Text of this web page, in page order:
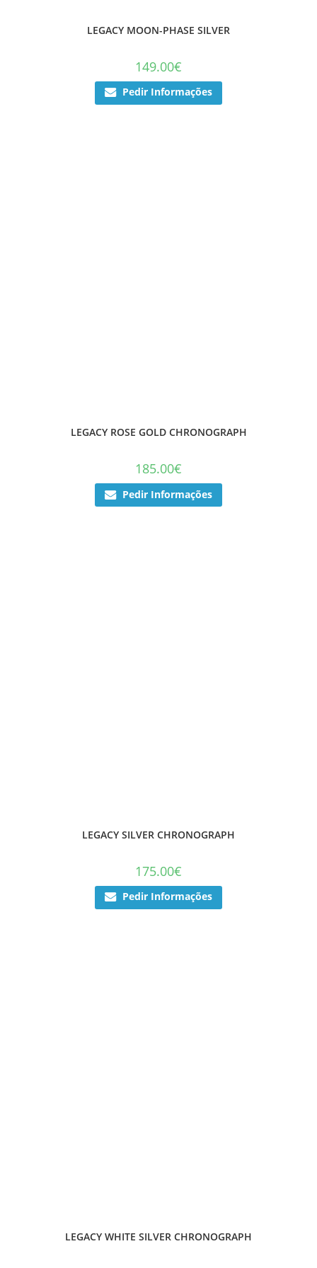
LEGACY MOON-PHASE SILVER
149.00€
Pedir Informações
LEGACY ROSE GOLD CHRONOGRAPH
185.00€
Pedir Informações
LEGACY SILVER CHRONOGRAPH
175.00€
Pedir Informações
LEGACY WHITE SILVER CHRONOGRAPH